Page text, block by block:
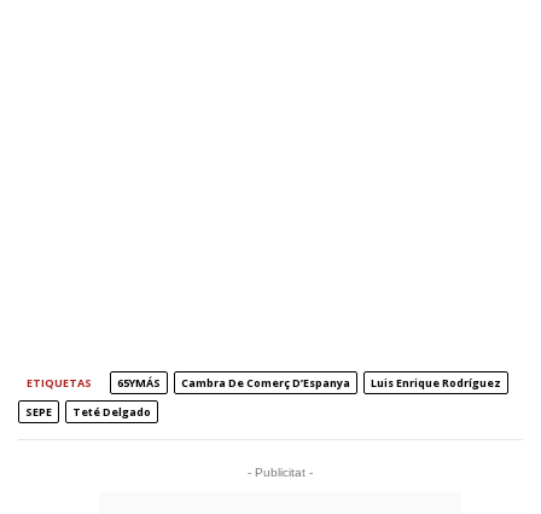
ETIQUETAS 65YMÁS Cambra De Comerç D’Espanya
Luis Enrique Rodríguez
SEPE
Teté Delgado
- Publicitat -